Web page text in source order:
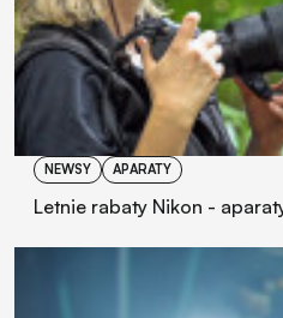
NEWSY APARATY
Letnie rabaty Nikon -